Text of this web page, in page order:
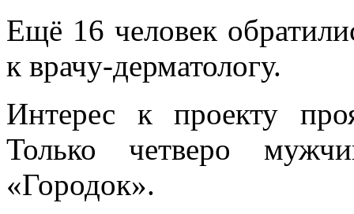
Ещё 16 человек
к врачу-дерматологу.
Интерес к проекту
Только четверо
«Городок».